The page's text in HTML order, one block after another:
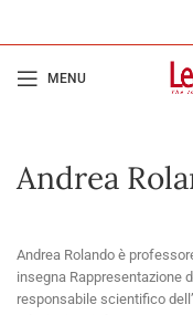
MENU
Andrea
Andrea Rolando è
insegna Rappresentazione
responsabile scientifico